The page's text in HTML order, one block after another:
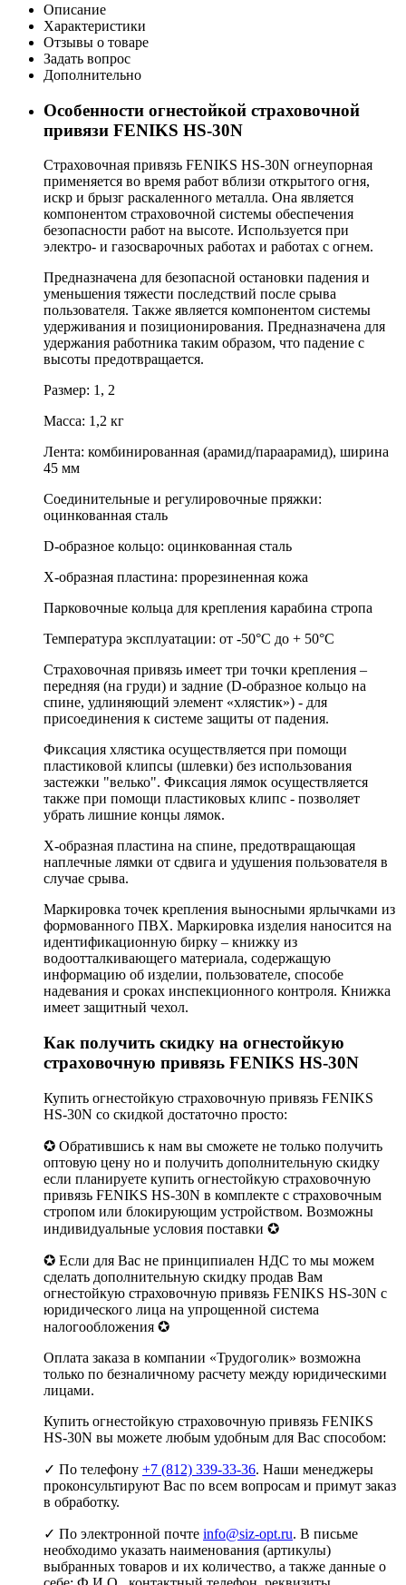
Описание
Характеристики
Отзывы о товаре
Задать вопрос
Дополнительно
Особенности огнестойкой страховочной
привязи FENIKS HS-30N
Страховочная привязь FENIKS HS-30N огнеупорная
применяется во время работ вблизи открытого огня,
искр и брызг раскаленного металла. Она является
компонентом страховочной системы обеспечения
безопасности работ на высоте. Используется при
электро‐ и газосварочных работах и работах с огнем.
Предназначена для безопасной остановки падения и
уменьшения тяжести последствий после срыва
пользователя. Также является компонентом системы
удерживания и позиционирования. Предназначена для
удержания работника таким образом, что падение с
высоты предотвращается.
Размер: 1, 2
Масса: 1,2 кг
Лента: комбинированная (арамид/параарамид), ширина
45 мм
Соединительные и регулировочные пряжки:
оцинкованная сталь
D-образное кольцо: оцинкованная сталь
Х-образная пластина: прорезиненная кожа
Парковочные кольца для крепления карабина стропа
Температура эксплуатации: от -50°C до + 50°С
Страховочная привязь имеет три точки крепления –
передняя (на груди) и задние (D-образное кольцо на
спине, удлиняющий элемент «хлястик») - для
присоединения к системе защиты от падения.
Фиксация хлястика осуществляется при помощи
пластиковой клипсы (шлевки) без использования
застежки "велько". Фиксация лямок осуществляется
также при помощи пластиковых клипс - позволяет
убрать лишние концы лямок.
X-образная пластина на спине, предотвращающая
наплечные лямки от сдвига и удушения пользователя в
случае срыва.
Маркировка точек крепления выносными ярлычками из
формованного ПВХ. Маркировка изделия наносится на
идентификационную бирку – книжку из
водоотталкивающего материала, содержащую
информацию об изделии, пользователе, способе
надевания и сроках инспекционного контроля. Книжка
имеет защитный чехол.
Как получить скидку на огнестойкую
страховочную привязь FENIKS HS-30N
Купить огнестойкую страховочную привязь FENIKS
HS-30N со скидкой достаточно просто:
✪ Обратившись к нам вы сможете не только получить
оптовую цену но и получить дополнительную скидку
если планируете купить огнестойкую страховочную
привязь FENIKS HS-30N в комплекте с страховочным
стропом или блокирующим устройством. Возможны
индивидуальные условия поставки ✪
✪ Если для Вас не принципиален НДС то мы можем
сделать дополнительную скидку продав Вам
огнестойкую страховочную привязь FENIKS HS-30N с
юридического лица на упрощенной система
налогообложения ✪
Оплата заказа в компании «Трудоголик» возможна
только по безналичному расчету между юридическими
лицами.
Купить огнестойкую страховочную привязь FENIKS
HS-30N вы можете любым удобным для Вас способом:
✓ По телефону +7 (812) 339-33-36. Наши менеджеры
проконсультируют Вас по всем вопросам и примут заказ
в обработку.
✓ По электронной почте info@siz-opt.ru. В письме
необходимо указать наименования (артикулы)
выбранных товаров и их количество, а также данные о